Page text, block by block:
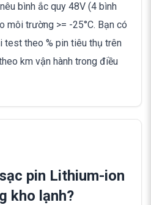
bình ắc quy 48V (4 bình
môi trường >= -25°C. Bạn có
test theo % pin tiêu thụ trên
km vận hành trong điều
pin Lithium-ion
kho lạnh?